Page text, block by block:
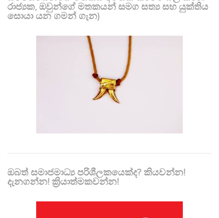
රාජ්‍යක, ඔවුන්ගේ මතකයන් සමග සත්‍ය සහ යුක්තිය
සොයා යන ගමන් ගැන)
ඔබත් සමාජමාධ්‍ය පරිශීලකයෙක්ද? කියවන්න!
දැනගන්න! ක්‍රියාත්මකවන්න!